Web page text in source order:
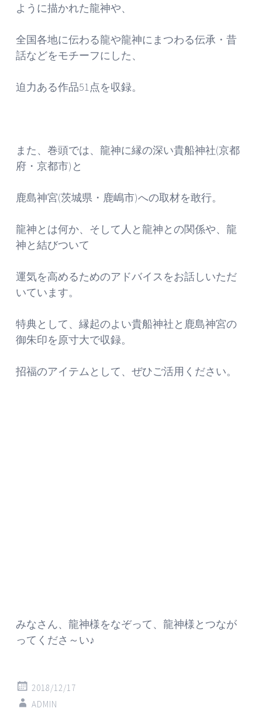
ように描かれた龍神や、
全国各地に伝わる龍や龍神にまつわる伝承・昔
話などをモチーフにした、
迫力ある作品51点を収録。
また、巻頭では、龍神に縁の深い貴船神社(京都
府・京都市)と
鹿島神宮(茨城県・鹿嶋市)への取材を敢行。
龍神とは何か、そして人と龍神との関係や、龍
神と結びついて
運気を高めるためのアドバイスをお話しいただ
いています。
特典として、縁起のよい貴船神社と鹿島神宮の
御朱印を原寸大で収録。
招福のアイテムとして、ぜひご活用ください。
みなさん、龍神様をなぞって、龍神様とつなが
ってくださ～い♪
2018/12/17
ADMIN